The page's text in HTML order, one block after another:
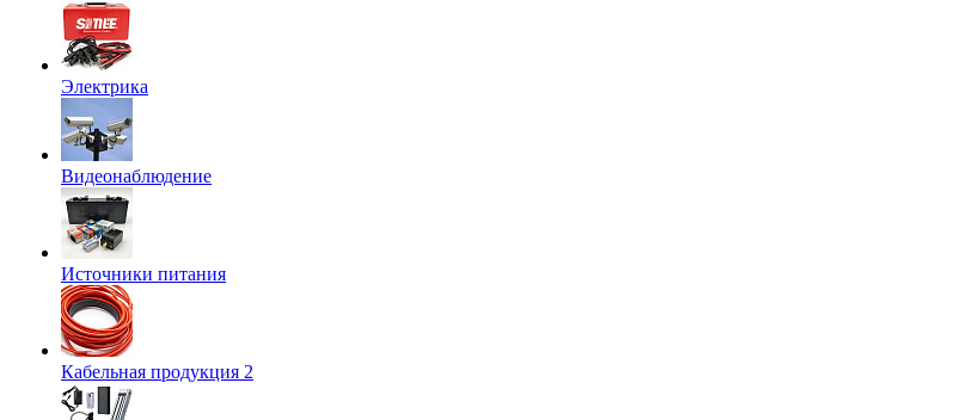
Электрика
Видеонаблюдение
Источники питания
Кабельная продукция 2